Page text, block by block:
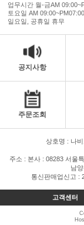
업무시간 월-금AM
토요일 AM 09:00~PM07:00
일요일, 공휴일 휴무
공지사항
주문조회
상호명 : 나
주소 : 본사 : 08283 서울
남
통신판매업신고 :
고객센터